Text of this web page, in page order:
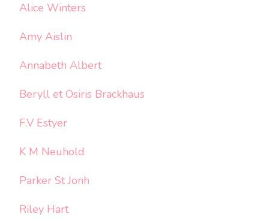
Alice Winters
Amy Aislin
Annabeth Albert
Beryll et Osiris Brackhaus
F.V Estyer
K M Neuhold
Parker St Jonh
Riley Hart